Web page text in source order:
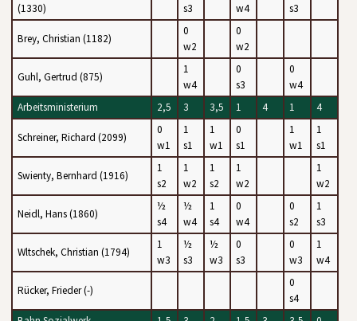
(1330)
s3
w4
s3
Brey, Christian (1182)
0
w2
0
w2
Guhl, Gertrud (875)
1
w4
0
s3
0
w4
Arbeitsministerium
2,5 3 3,5 1 4 1 4
Schreiner, Richard (2099)
0
w1
1
s1
1
w1
0
s1
1
w1
1
s1
Swienty, Bernhard (1916)
1
s2
1
w2
1
s2
1
w2
1
w2
Neidl, Hans (1860)
½
s4
½
w4
1
s4
0
w4
0
s2
1
s3
Wltschek, Christian (1794)
1
w3
½
s3
½
w3
0
s3
0
w3
1
w4
Rücker, Frieder (-)
0
s4